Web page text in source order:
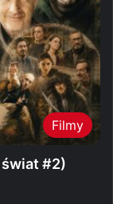
Filmy
#2)